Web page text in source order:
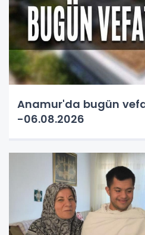
Anamur'da bugün
-06.08.2026